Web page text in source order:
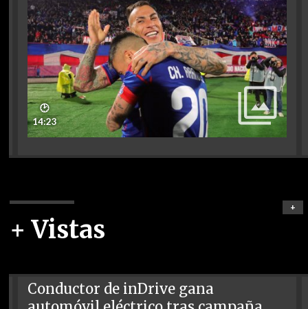
🕑
14:23
+ Vistas
+
Conductor de inDrive gana